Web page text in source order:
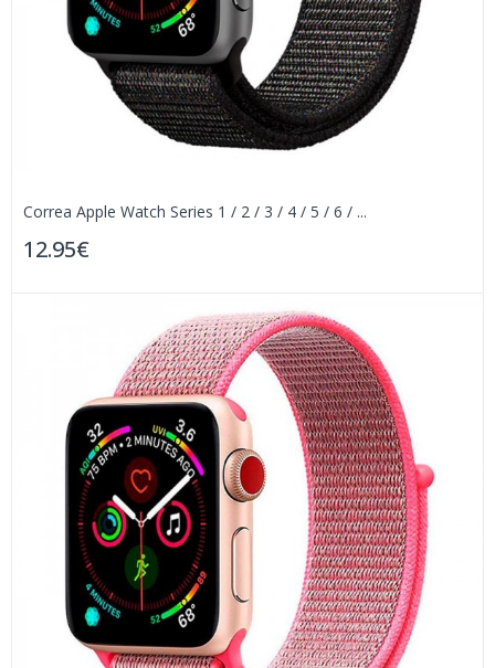
Correa Apple Watch Series 1 / 2 / 3 / 4 / 5 / 6 / ...
12.95€